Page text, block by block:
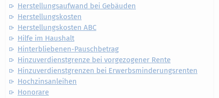
Herstellungsaufwand bei Gebäuden
Herstellungskosten
Herstellungskosten ABC
Hilfe im Haushalt
Hinterbliebenen-Pauschbetrag
Hinzuverdienstgrenze bei vorgezogener Rente
Hinzuverdienstgrenzen bei Erwerbsminderungsrenten
Hochzinsanleihen
Honorare